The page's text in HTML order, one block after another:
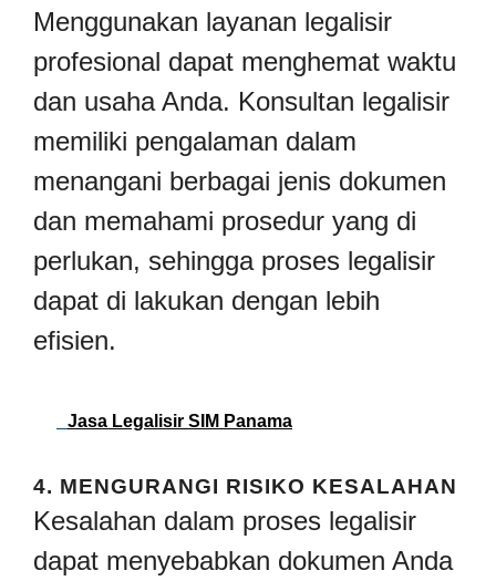
Menggunakan layanan legalisir
profesional dapat menghemat waktu
dan usaha Anda. Konsultan legalisir
memiliki pengalaman dalam
menangani berbagai jenis dokumen
dan memahami prosedur yang di
perlukan, sehingga proses legalisir
dapat di lakukan dengan lebih
efisien.
Jasa Legalisir SIM Panama
4. MENGURANGI RISIKO KESALAHAN
Kesalahan dalam proses legalisir
dapat menyebabkan dokumen Anda